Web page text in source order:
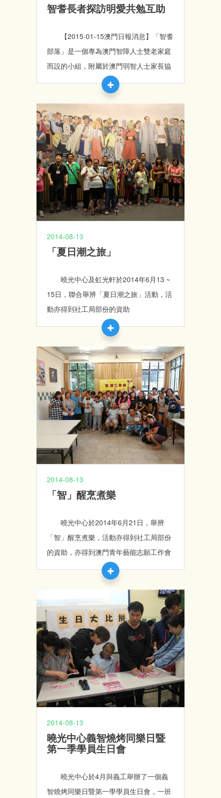
深入了解智障人士，發揮社會共融的精
智耆長者探訪明愛共勉互助
【2015-01-15澳門日報消息】「智耆
部落」是一個專為澳門智障人士雙老家庭
而設的小組，附屬於澳門弱智人士家長協
進會康樂綜合服務中心，為了讓長者可以
活得精彩，讓晚年更豐盛，中心於日前舉
辦了探訪明暉護養院的活動，同時增加雙
老家庭對本澳社會服務的認識。本次活動
一行七十多人，由澳門弱智人士家長協進
會永遠會長劉玫瑰帶領之下，一眾參加者
到明暉護養院，並獲明愛總幹事潘志明、
生命熱線主任黎妙玲、明愛家居護養服務
主任鄭月嬋及明暉護養院院長林玉珠等人
熱情接待。
2014-08-13
「夏日潮之旅」
曉光中心及虹光軒於2014年6月13 ~
15日，聯合舉辨「夏日潮之旅」活動，活
動亦得到社工局部份的資助
2014-08-13
「智」醒烹煮樂
曉光中心於2014年6月21日，舉辨
「智」醒烹煮樂，活動亦得到社工局部份
的資助，亦得到澳門青年藝能志願工作會
一班義工的協助。是次活動透過親子共同
烹飪，促進學員、家長間親子關係；同時
更讓社區義工有機會與學員們接觸，認識
到他們的能力，並建立共融的關係。
2014-08-13
曉光中心義智燒烤同樂日暨
第一季學員生日會
曉光中心於4月與義工舉辦了一個義
智燒烤同樂日暨第一學學員生日會，一班